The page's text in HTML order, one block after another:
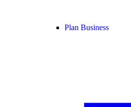
Plan Business